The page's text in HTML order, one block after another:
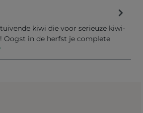
mij bij nieuwe voorraad
kiwi die voor serieuze kiwi-
Oogst in de herfst je complete